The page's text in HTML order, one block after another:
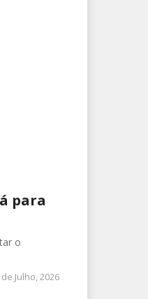
para
o
de Julho, 2026